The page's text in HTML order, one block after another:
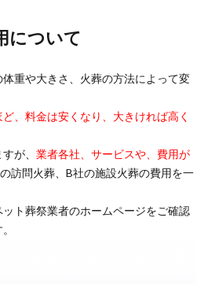
について
重や大きさ、火葬の方法によって変
、料金は安くなり、大きければ高く
が、 業者各社、サービスや、費用が
訪問火葬、B社の施設火葬の費用を一
ト葬祭業者のホームページをご確認